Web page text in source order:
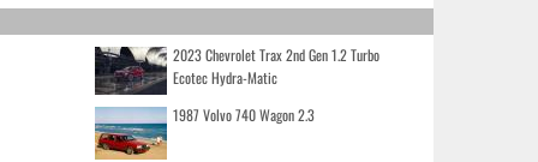
2023 Chevrolet Trax 2nd Gen 1.2 Turbo
Ecotec Hydra-Matic
1987 Volvo 740 Wagon 2.3